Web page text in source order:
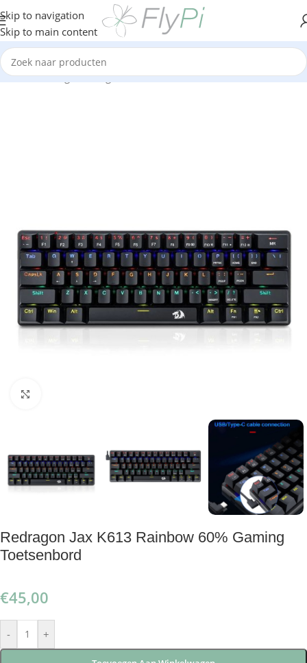
Skip to navigation
Skip to main content
Home/Gaming/Gaming toetsenbord
Redragon Jax K613 Rainbow 60% Gaming
Toetsenbord
€45,00
- +